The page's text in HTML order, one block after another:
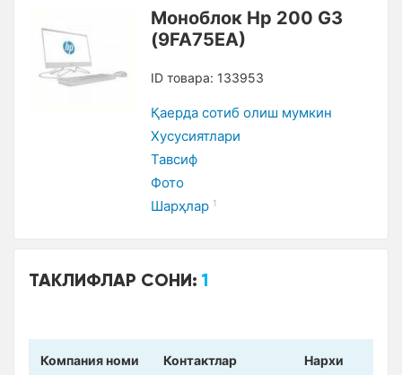
Моноблок Hp 200 G3
(9FA75EA)
ID товара: 133953
Қаерда сотиб олиш мумкин
Xусусиятлари
Тавсиф
Фото
Шарҳлар 1
ТАКЛИФЛАР СОНИ:1
Компания номи Контактлар Нарxи